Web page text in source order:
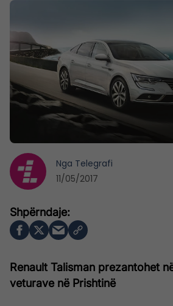
Renault Talisman prezantohet
veturave në Prishtinë
Nga Telegrafi
11/05/2017